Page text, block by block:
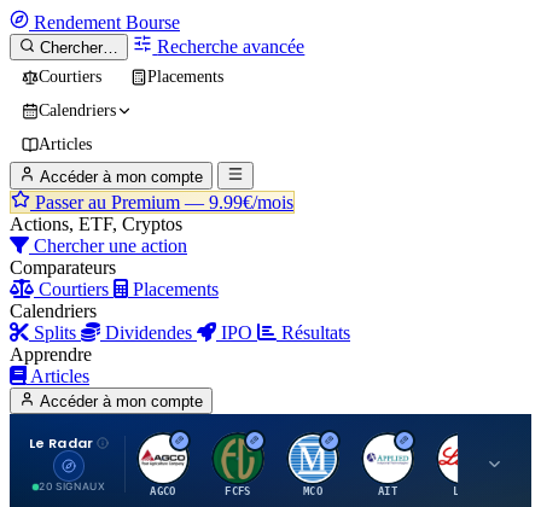
Rendement Bourse
Chercher… Recherche avancée
Courtiers
Placements
Calendriers
Articles
Accéder à mon compte
Passer au Premium — 9.99€/mois
Actions, ETF, Cryptos
Chercher une action
Comparateurs
Courtiers
Placements
Calendriers
Splits
Dividendes IPO
Résultats
Apprendre
Articles
Accéder à mon compte
Le Radar
20 SIGNAUX
A
AGCO
F
FCFS
M
MCO
A
AIT